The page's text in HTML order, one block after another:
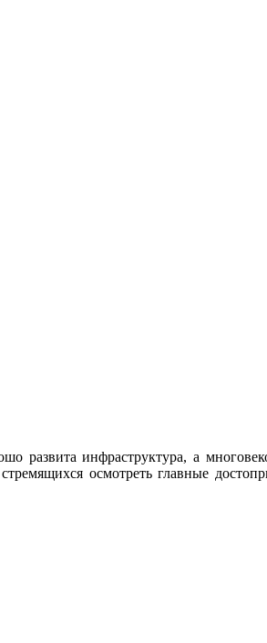
инфраструктура, а
осмотреть главные